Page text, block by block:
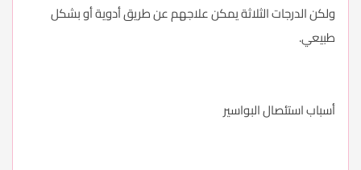
ولكن الدرجات الثلاثة يمكن علاجهم عن طريق أدوية أو بشكل
طبيعي.
أسباب استئصال البواسير